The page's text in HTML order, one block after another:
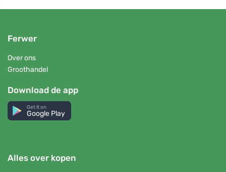
Ferwer
Over ons
Groothandel
Download de app
Get it on
Google Play
Alles over kopen